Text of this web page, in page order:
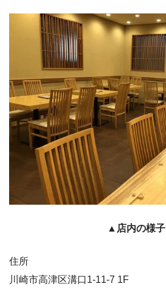
▲店内の様子
住所
川崎市高津区溝口1-11-7 1F